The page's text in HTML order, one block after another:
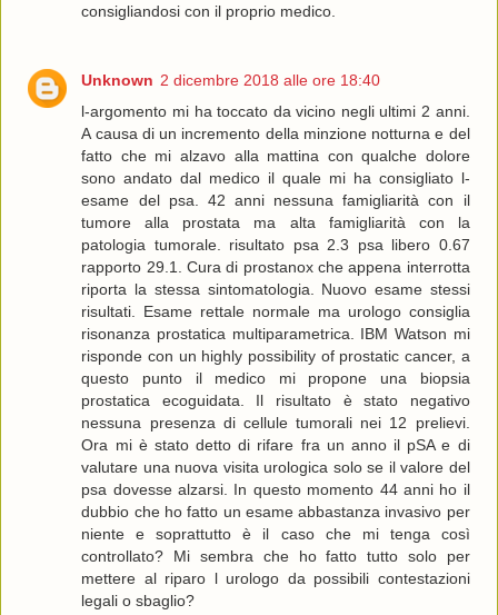
consigliandosi con il proprio medico.
Unknown 2 dicembre 2018 alle ore 18:40
l-argomento mi ha toccato da vicino negli ultimi 2 anni.
A causa di un incremento della minzione notturna e del
fatto che mi alzavo alla mattina con qualche dolore
sono andato dal medico il quale mi ha consigliato l-
esame del psa. 42 anni nessuna famigliarità con il
tumore alla prostata ma alta famigliarità con la
patologia tumorale. risultato psa 2.3 psa libero 0.67
rapporto 29.1. Cura di prostanox che appena interrotta
riporta la stessa sintomatologia. Nuovo esame stessi
risultati. Esame rettale normale ma urologo consiglia
risonanza prostatica multiparametrica. IBM Watson mi
risponde con un highly possibility of prostatic cancer, a
questo punto il medico mi propone una biopsia
prostatica ecoguidata. Il risultato è stato negativo
nessuna presenza di cellule tumorali nei 12 prelievi.
Ora mi è stato detto di rifare fra un anno il pSA e di
valutare una nuova visita urologica solo se il valore del
psa dovesse alzarsi. In questo momento 44 anni ho il
dubbio che ho fatto un esame abbastanza invasivo per
niente e soprattutto è il caso che mi tenga così
controllato? Mi sembra che ho fatto tutto solo per
mettere al riparo l urologo da possibili contestazioni
legali o sbaglio?